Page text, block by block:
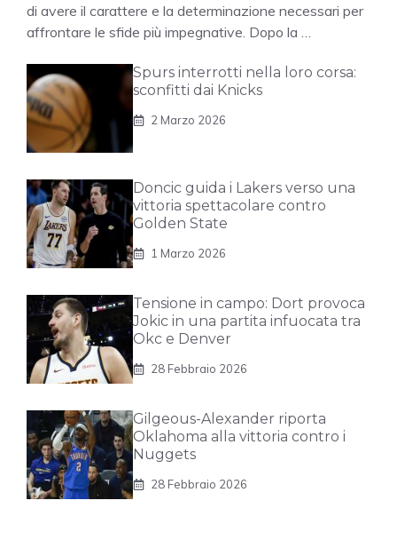
di avere il carattere e la determinazione necessari per
affrontare le sfide più impegnative. Dopo la …
Spurs interrotti nella loro corsa:
sconfitti dai Knicks
2 Marzo 2026
Doncic guida i Lakers verso una
vittoria spettacolare contro
Golden State
1 Marzo 2026
Tensione in campo: Dort provoca
Jokic in una partita infuocata tra
Okc e Denver
28 Febbraio 2026
Gilgeous-Alexander riporta
Oklahoma alla vittoria contro i
Nuggets
28 Febbraio 2026